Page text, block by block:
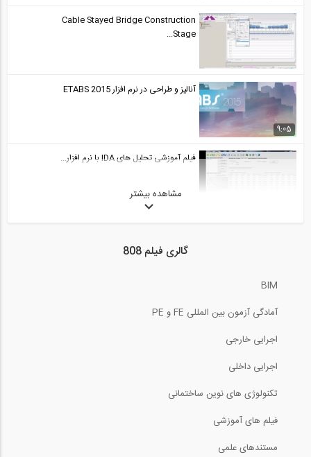
Cable Stayed Bridge Construction
Stage...
9:05
آنالیز و طراحی در نرم افزار ETABS 2015
فیلم آموزشی تحلیل های IDA با نرم افزار...
مشاهده بیشتر
گالری فیلم 808
BIM
آمادگی آزمون بین المللی FE و PE
اجرایی خارجی
اجرایی داخلی
تکنولوژی های نوین ساختمانی
فیلم های آموزشی
مستندهای علمی